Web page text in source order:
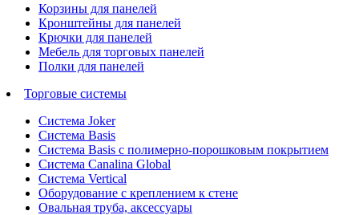
Корзины для панелей
Кронштейны для панелей
Крючки для панелей
Мебель для торговых панелей
Полки для панелей
Торговые системы
Система Joker
Система Basis
Система Basis с полимерно-порошковым покрытием
Система Canalina Global
Система Vertical
Оборудование с креплением к стене
Овальная труба, аксессуары